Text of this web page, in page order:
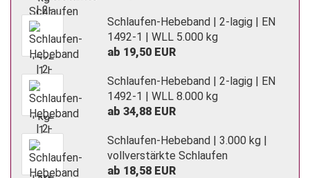
Schlaufen-Hebeband | 2-lagig | EN
1492-1 | WLL 5.000 kg
ab 19,50 EUR
Schlaufen-Hebeband | 2-lagig | EN
1492-1 | WLL 8.000 kg
ab 34,88 EUR
Schlaufen-Hebeband | 3.000 kg |
vollverstärkte Schlaufen
ab 18,58 EUR